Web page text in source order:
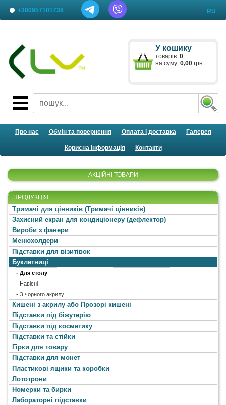
+380957101738
Лист менеджеру
RU
У кошику
товарів: 0
на суму: 0,00грн.
Про нас Обмін та повернення Оплата і доставка Галерея
Корисна інформація Контакти
АКЦІЙНІ ТОВАРИ
ПРОДУКЦІЯ
Тримачі для цінників (Тримачі цінників)
Захисний екран для кондиціонеру (дефлектор)
Вироби з фанери
Менюхолдери
Підставки для візитівок
Буклетниці
- Для столу
- Навісні
- З чорного акрилу
Кишені з акрилу або Прозорі кишені
Підставки під біжутерію
Підставки під косметику
Підставки та стійки
Гірки для товару
Підставки для монет
Пластикові ящики та коробки
Лототрони
Номерки та бирки
Лабораторні підставки